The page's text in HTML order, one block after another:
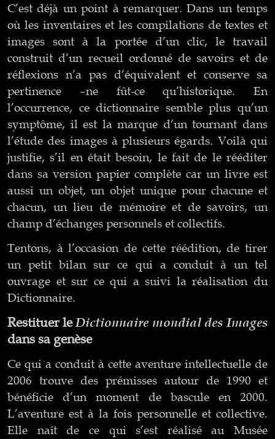
C’est déjà un point à remarquer. Dans un temps
où les inventaires et les compilations de textes et
images sont à la portée d’un clic, le travail
construit d’un recueil ordonné de savoirs et de
réflexions n’a pas d’équivalent et conserve sa
pertinence –ne fût-ce qu’historique. En
l’occurrence, ce dictionnaire semble plus qu’un
symptôme, il est la marque d’un tournant dans
l’étude des images à plusieurs égards. Voilà qui
justifie, s’il en était besoin, le fait de le rééditer
dans sa version papier complète car un livre est
aussi un objet, un objet unique pour chacune et
chacun, un lieu de mémoire et de savoirs, un
champ d’échanges personnels et collectifs.
Tentons, à l’occasion de cette réédition, de tirer
un petit bilan sur ce qui a conduit à un tel
ouvrage et sur ce qui a suivi la réalisation du
Dictionnaire.
Restituer leDictionnaire mondial des Images
dans sa genèse
Ce qui a conduit à cette aventure intellectuelle de
2006 trouve des prémisses autour de 1990 et
bénéficie d’un moment de bascule en 2000.
L’aventure est à la fois personnelle et collective.
Elle naît de ce qui s’est réalisé au Musée